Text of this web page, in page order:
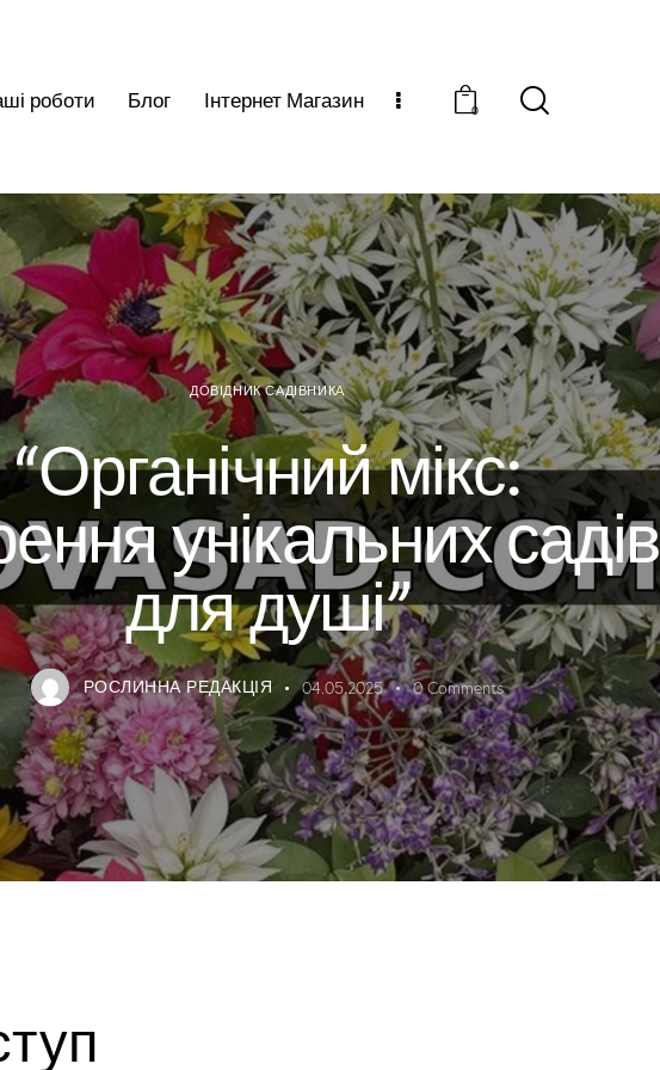
роботи Блог Інтернет Магазин 0
ДОВІДНИК САДІВНИКА
“Органічний мікс:
унікальних садів
для душі”
РОСЛИННА РЕДАКЦІЯ 04.05.2025 0 Comments